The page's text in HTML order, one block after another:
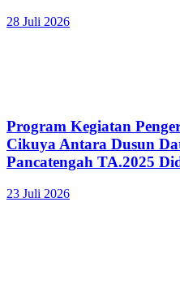
28 Juli 2026
Program Kegiatan
Cikuya Antara Dusun
Pancatengah TA.2025
23 Juli 2026